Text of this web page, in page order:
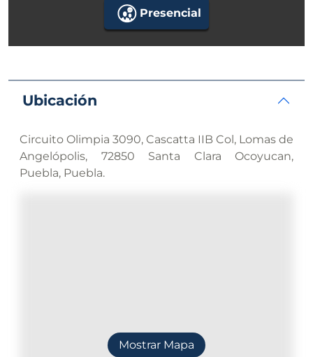
Presencial
Ubicación
Circuito Olimpia 3090, Cascatta IIB Col, Lomas de
Angelópolis, 72850 Santa Clara Ocoyucan,
Puebla, Puebla.
Mostrar Mapa